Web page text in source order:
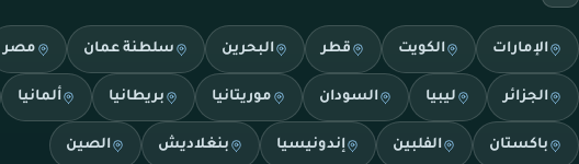
الإمارات الكويت قطر البحرين سلطنة عمان مصر
الجزائر ليبيا السودان موريتانيا بريطانيا ألمانيا
باكستان الفلبين إندونيسيا بنغلاديش الصين